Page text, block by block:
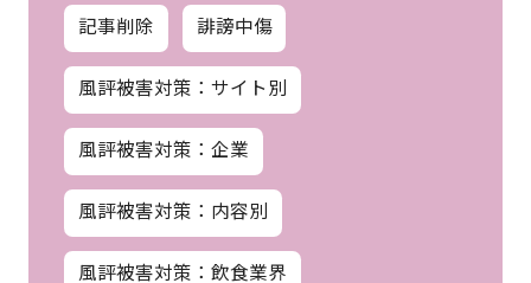
記事削除 誹謗中傷
風評被害対策：サイト別
風評被害対策：企業
風評被害対策：内容別
風評被害対策：飲食業界